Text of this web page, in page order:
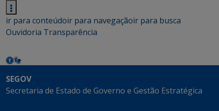
ir para conteúdoir para navegaçãoir para busca
Ouvidoria Transparência
SEGOV
Secretaria de Estado de Governo e Gestão Estratégica